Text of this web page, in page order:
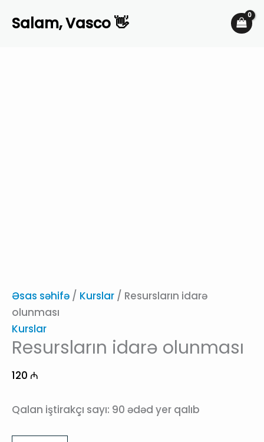
Salam, Vasco 👋
Əsas səhifə / Kurslar / Resursların idarə
olunması
Kurslar
Resursların idarə olunması
120 ₼
Qalan iştirakçı sayı: 90 ədəd yer qalıb